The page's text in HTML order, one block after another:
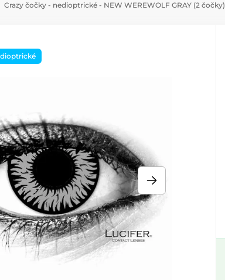
Crazy čočky - nedioptrické - NEW WEREWOLF GRAY (2 čočky)